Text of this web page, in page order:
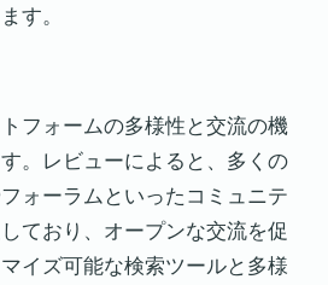
す。
フォームの多様性と交流の機
。レビューによると、多くの
ォーラムといったコミュニテ
ており、オープンな交流を促
イズ可能な検索ツールと多様